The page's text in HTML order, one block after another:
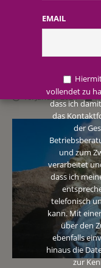
Gottlieb
16. Januar 2024
EMAIL
vollendet zu
dass ich
das
der
und zum
verarbeitet
dass ich
telefonisch
kann. Mit
über den
ebenfalls
hinaus die
zur